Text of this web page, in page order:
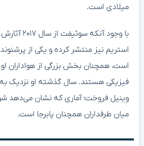
میلادی است.
با وجود آنکه
استریم نیز منتشر کرده و یکی از
است، همچنان بخش بزرگی از هواداران
وینیل فروخت؛ آماری که نشان می‌دهد
میان طرفداران همچنان پابرجا است.